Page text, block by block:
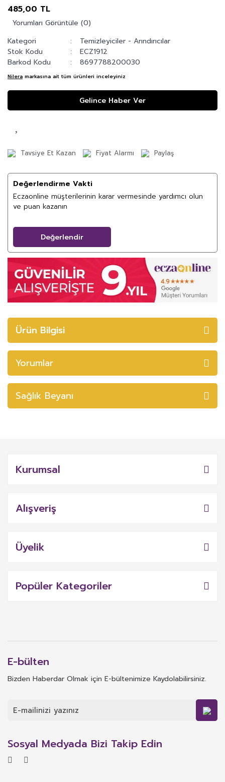
485,00 TL
Yorumları Görüntüle (0)
Kategori
Temizleyiciler - Arındırıcılar
Stok Kodu
ECZ1912
Barkod Kodu
8697788200030
Nilera markasına ait tüm ürünleri inceleyiniz
Gelince Haber Ver
Tavsiye Et Kazan Fiyat Alarmı Paylaş
Değerlendirme Vakti
Eczaonline müşterilerinin karar vermesinde yardımcı olun
ve puan kazanın
Değerlendir
Ürün Bilgisi
Yorumlar
Sağlık Beyanı
Kurumsal
Alışveriş
Üyelik
Popüler Kategoriler
E-bülten
Bizden Haberdar Olmak için E-bültenimize Kaydolabilirsiniz.
Sosyal Medyada Bizi Takip Edin